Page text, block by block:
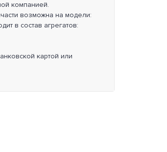
компанией.
возможна на модели:
в состав агрегатов:
картой или